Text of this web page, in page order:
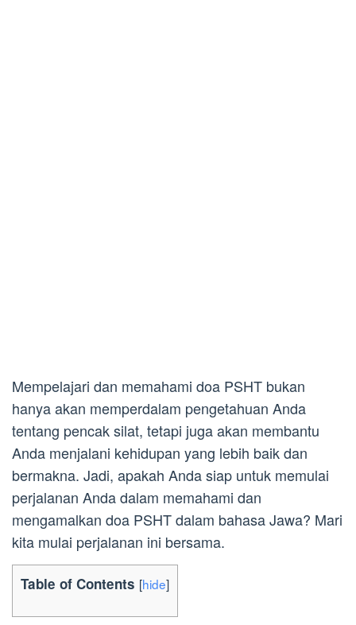
Mempelajari dan memahami doa PSHT bukan
hanya akan memperdalam pengetahuan Anda
tentang pencak silat, tetapi juga akan membantu
Anda menjalani kehidupan yang lebih baik dan
bermakna. Jadi, apakah Anda siap untuk memulai
perjalanan Anda dalam memahami dan
mengamalkan doa PSHT dalam bahasa Jawa? Mari
kita mulai perjalanan ini bersama.
Table of Contents [hide]